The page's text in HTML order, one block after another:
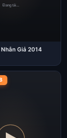
Giả 2014